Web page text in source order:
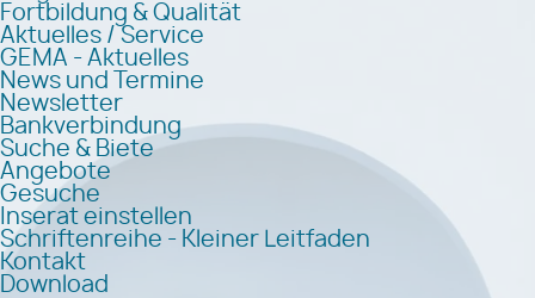
Fortbildung & Qualität
Aktuelles / Service
GEMA - Aktuelles
News und Termine
Newsletter
Bankverbindung
Suche & Biete
Angebote
Gesuche
Inserat einstellen
Schriftenreihe - Kleiner Leitfaden
Kontakt
Download